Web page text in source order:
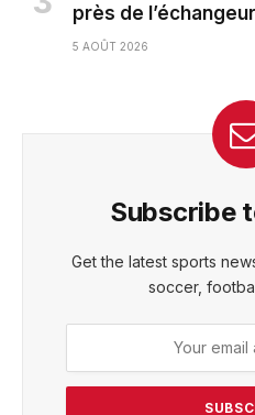
près de
5 AOÛT 2026
Subscribe
Get the latest sports
soccer,